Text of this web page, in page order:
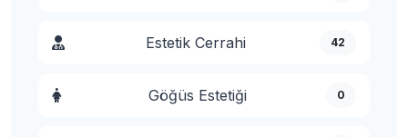
Estetik Cerrahi 42
Göğüs Estetiği 0